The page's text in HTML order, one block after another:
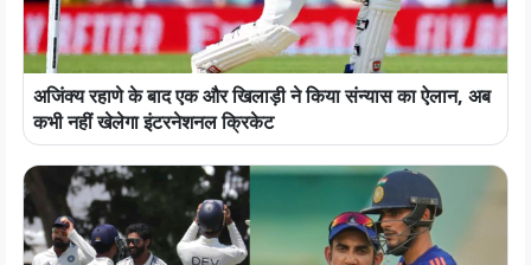
अजिंक्य रहाणे के बाद एक और खिलाड़ी ने किया संन्यास का ऐलान, अब
कभी नहीं खेलेगा इंटरनेशनल क्रिकेट